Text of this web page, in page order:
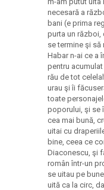
necesară a
bani (e prima
purta un război,
se termine şi să
Habar n-ai ce a
pentru
rău de tot
urau şi îi
toate
poporului, şi se
cea mai bună,
uitai cu
bine, ceea ce
Diaconescu, şi
român într-un
se uitau pe
uită ca la circ,